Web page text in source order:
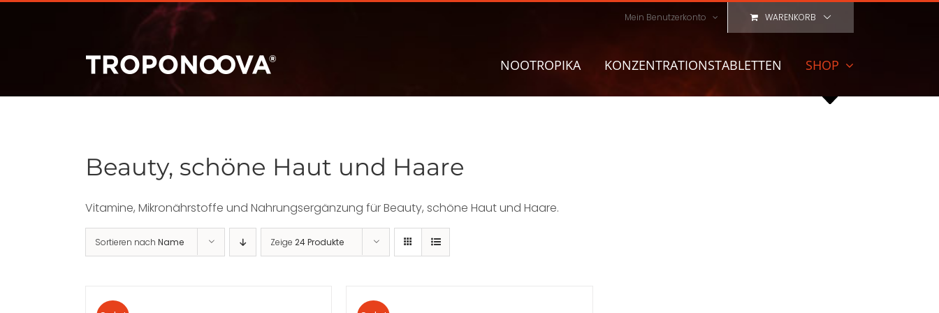
Zum
Mein Benutzerkonto WARENKORB
NOOTROPIKA KONZENTRATIONSTABLETTEN SHOP
Beauty, schöne Haut und Haare
Vitamine, Mikronährstoffe und Nahrungsergänzung für Beauty, schöne Haut und Haare.
Sortieren nach Name Zeige 24 Produkte